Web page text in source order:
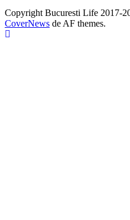
Copyright Bucuresti Life 2017-
CoverNews de AF themes.